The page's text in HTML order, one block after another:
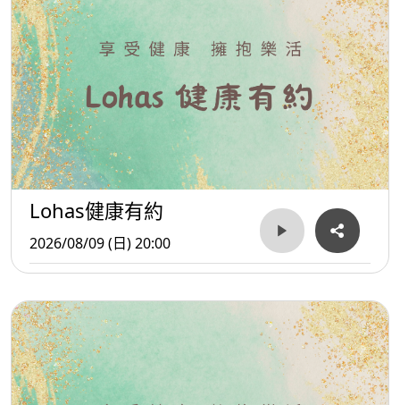
Lohas健康有約
2026/08/09 (日) 20:00